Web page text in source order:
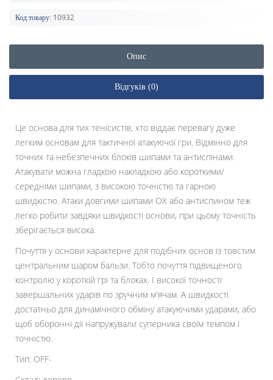
Код товару: 10932
Опис
Відгуків (0)
Це основа для тих тенісистів, хто віддає перевагу дуже
легким основам для тактичної атакуючої гри. Відмінно для
точних та небезпечних блоків шипами та антиспінами.
Атакувати можна гладкою накладкою або короткими/
середніми шипами, з високою точністю та гарною
швидкістю. Атаки довгими шипами ОХ або антиспином теж
легко робити завдяки швидкості основи, при цьому точність
зберігається висока.
Почуття у основи характерне для подібних основ із товстим
центральним шаром бальзи. Тобто почуття підвищеного
контролю у короткій грі та блоках. І високої точності
завершальних ударів по зручним м'ячам. А швидкості
достатньо для динамічного обміну атакуючими ударами, або
щоб оборонні дії напружували суперника своїм темпом і
точністю.
Тип: OFF-